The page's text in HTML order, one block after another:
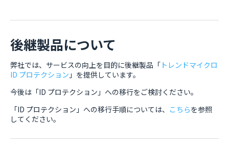
後継製品について
弊社では、サービスの向上を目的に後継製品「 トレンドマイクロ
ID プロテクション 」を提供しています。
今後は「ID プロテクション」への移行をご検討ください。
「ID プロテクション」への移行手順については、 こちらを参照
してください。